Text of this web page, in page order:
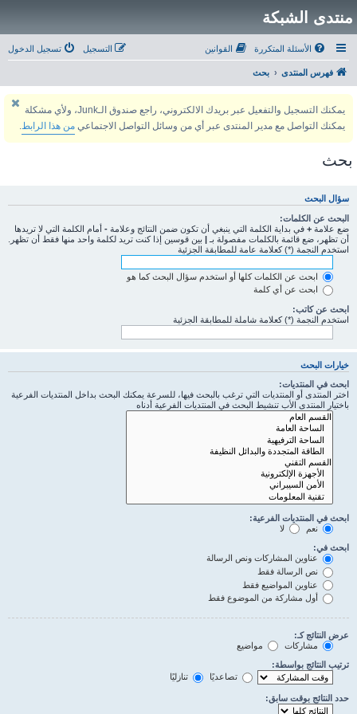
منتدى الشبكة
الأسئلة المتكررة القوانين تسجيل الدخول التسجيل
فهرس المنتدى بحث
يمكنك التسجيل والتفعيل عبر بريدك الالكتروني، راجع صندوق الـJunk، ولأي مشكلة
يمكنك التواصل مع مدير المنتدى عبر أي من وسائل التواصل الاجتماعي من هذا الرابط.
بحث
سؤال البحث
البحث عن الكلمات:
ضع علامة + في بداية الكلمة التي ينبغي أن تكون ضمن النتائج وعلامة - أمام الكلمة التي لا تريدها
أن تظهر، ضع قائمة بالكلمات مفصولة بـ | بين قوسين إذا كنت تريد لكلمة واحد منها فقط أن تظهر.
استخدم النجمة (*) كعلامة عامة للمطابقة الجزئية
ابحث عن الكلمات كلها أو استخدم سؤال البحث كما هو
ابحث عن أي كلمة
ابحث عن كاتب:
استخدم النجمة (*) كعلامة شاملة للمطابقة الجزئية
خيارات البحث
ابحث في المنتديات:
اختر المنتدى أو المنتديات التي ترغب بالبحث فيها، للسرعة يمكنك البحث بداخل المنتديات الفرعية
باختيار المنتدى الأب تنشيط البحث في المنتديات الفرعية أدناه
ابحث في المنتديات الفرعية:
نعم
لا
ابحث في:
عناوين المشاركات ونص الرسالة
نص الرسالة فقط
عناوين المواضيع فقط
أول مشاركة من الموضوع فقط
عرض النتائج كـ:
مشاركات
مواضيع
ترتيب النتائج بواسطة:
تصاعديًا
تنازليًا
حدد النتائج بوقت سابق: